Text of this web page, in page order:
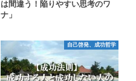
は間違う！陥りやすい思考のワ
ナ」
自己啓発、成功哲学